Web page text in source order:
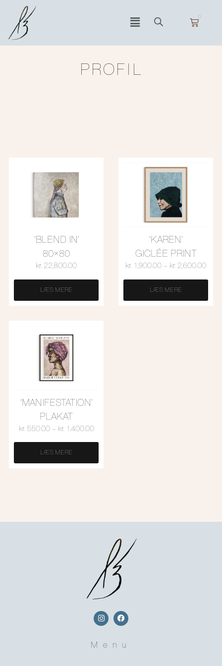
0
PROFIL
‘BLEND IN’
80×80
kr. 22,800.00
LÆS MERE
‘KAREN’
GICLÉE PRINT
kr. 1,900.00 – kr. 2,600.00
LÆS MERE
‘MANIFESTATION’
PLAKAT
kr.550.00 – kr.1,400.00
LÆS MERE
Menu